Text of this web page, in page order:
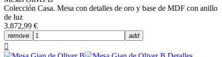
Colección Casa. Mesa con detalles de oro y base de MDF con anillo
de luz
3.872,99 €
remove add
